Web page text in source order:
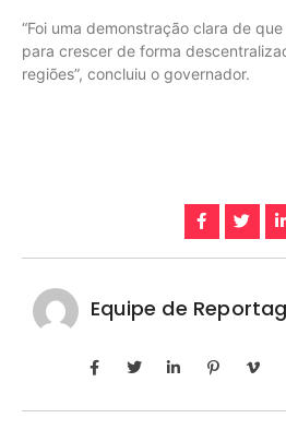
“Foi uma demonstração clara de
para crescer de forma
regiões”, concluiu o governador.
Equipe de